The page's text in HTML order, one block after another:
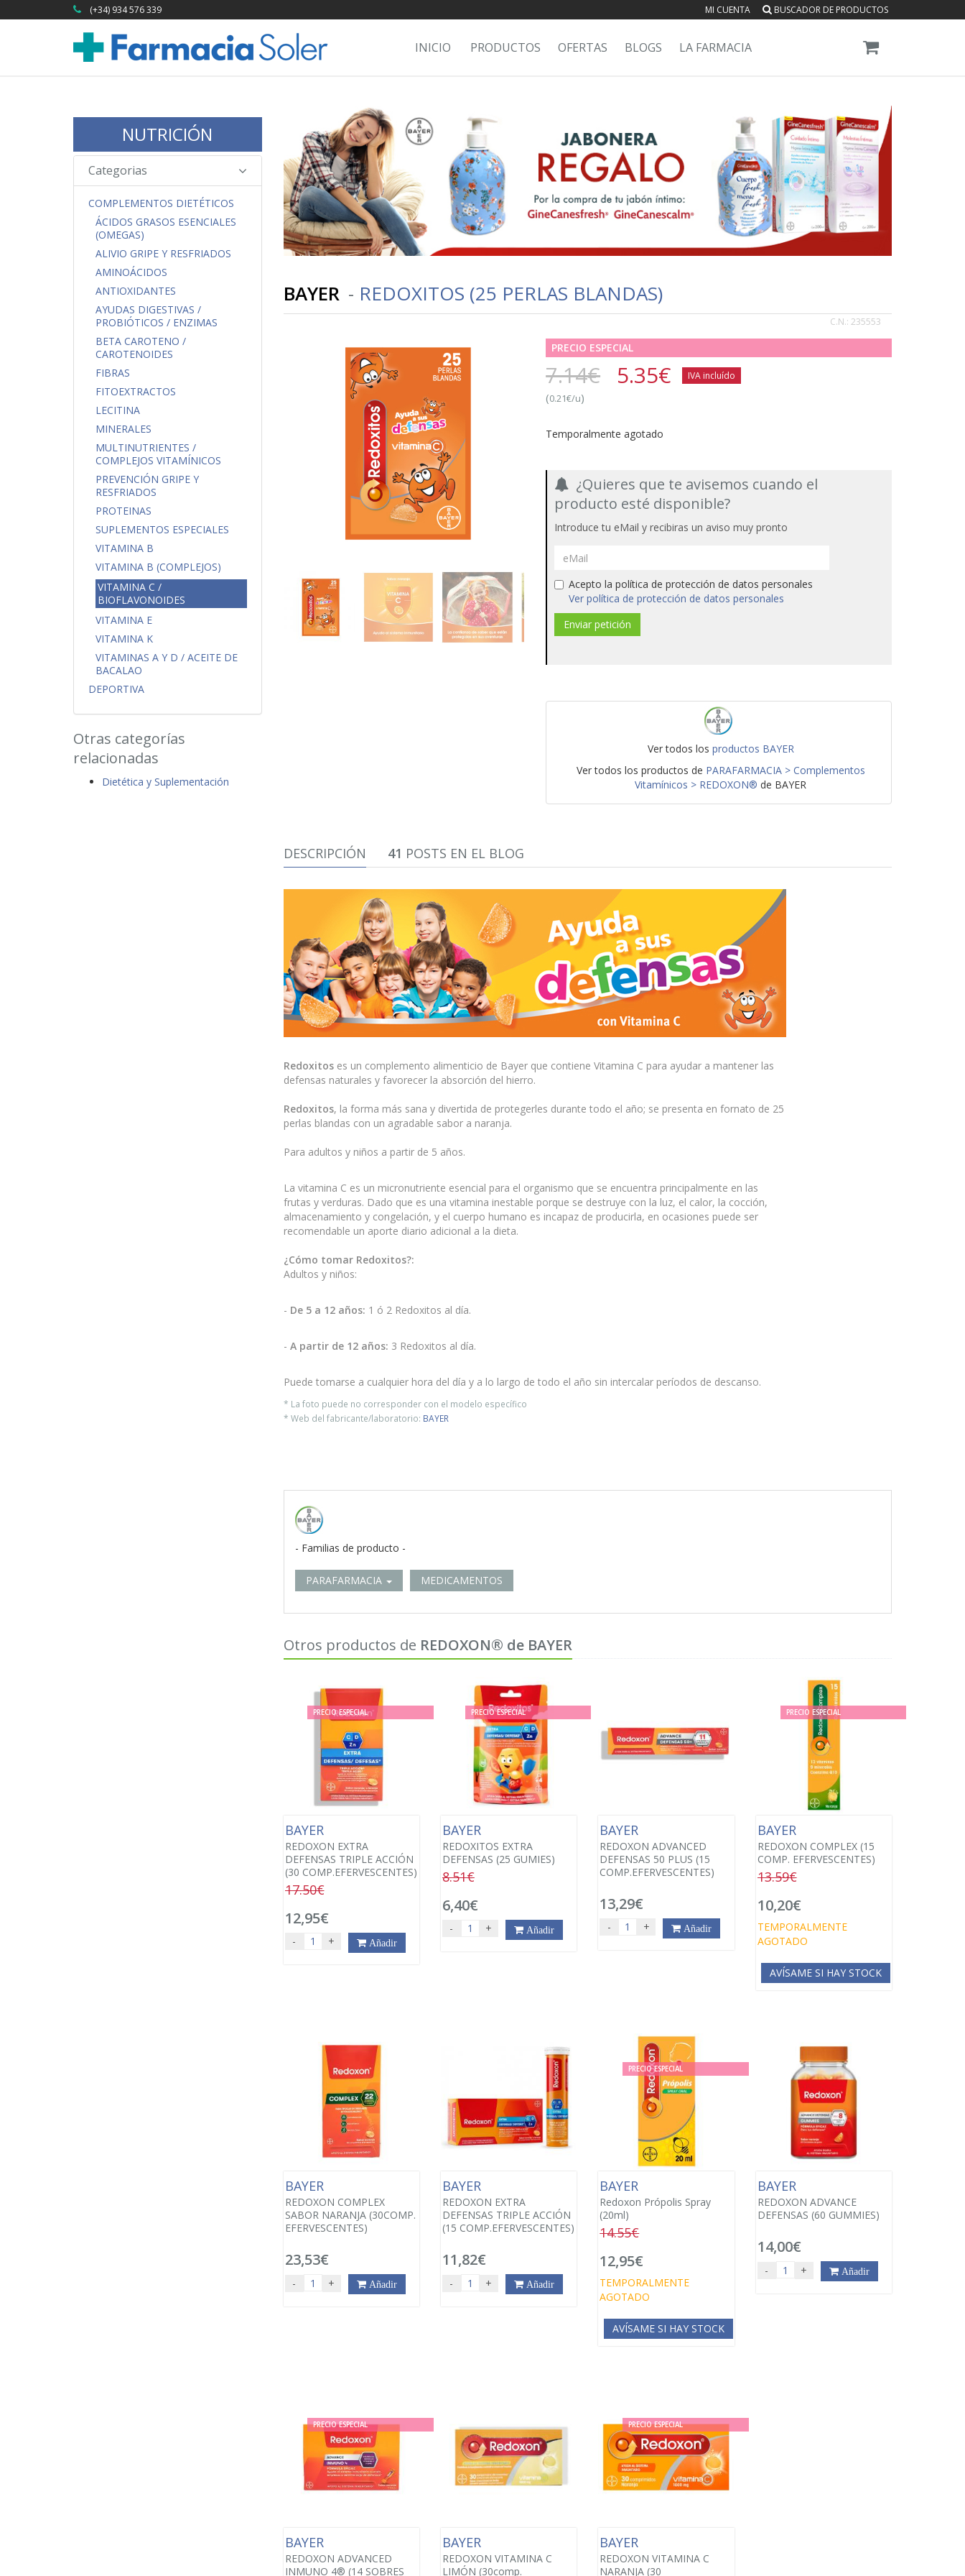
(+34) 934 576 339 MI CUENTA BUSCADOR DE PRODUCTOS
INICIO PRODUCTOS OFERTAS BLOGS LA FARMACIA
NUTRICIÓN
Categorias
COMPLEMENTOS DIETÉTICOS
ÁCIDOS GRASOS ESENCIALES
(OMEGAS)
ALIVIO GRIPE Y RESFRIADOS
AMINOÁCIDOS
ANTIOXIDANTES
AYUDAS DIGESTIVAS /
PROBIÓTICOS / ENZIMAS
BETA CAROTENO /
CAROTENOIDES
FIBRAS
FITOEXTRACTOS
LECITINA
MINERALES
MULTINUTRIENTES /
COMPLEJOS VITAMÍNICOS
PREVENCIÓN GRIPE Y
RESFRIADOS
PROTEINAS
SUPLEMENTOS ESPECIALES
VITAMINA B
VITAMINA B (COMPLEJOS)
VITAMINA C /
BIOFLAVONOIDES
VITAMINA E
VITAMINA K
VITAMINAS A Y D / ACEITE DE
BACALAO
DEPORTIVA
Otras categorías
relacionadas
Dietética y Suplementación
BAYER - REDOXITOS (25 PERLAS BLANDAS)
C.N.: 235553
PRECIO ESPECIAL
7.14€ 5.35€ IVA incluído
(0.21€/u)
Temporalmente agotado
¿Quieres que te avisemos cuando el
producto esté disponible?
Introduce tu eMail y recibiras un aviso muy pronto
Acepto la política de protección de datos personales
Ver política de protección de datos personales
Ver todos los productos BAYER
Ver todos los productos de PARAFARMACIA > Complementos
Vitamínicos > REDOXON® de BAYER
DESCRIPCIÓN 41 POSTS EN EL BLOG
Redoxitoses un complemento alimenticio de Bayer que contiene Vitamina C para ayudar a mantener las
defensas naturales y favorecer la absorción del hierro.
Redoxitos, la forma más sana y divertida de protegerles durante todo el año; se presenta en fornato de 25
perlas blandas con un agradable sabor a naranja.
Para adultos y niños a partir de 5 años.
La vitamina C es un micronutriente esencial para el organismo que se encuentra principalmente en las
frutas y verduras. Dado que es una vitamina inestable porque se destruye con la luz, el calor, la cocción,
almacenamiento y congelación, y el cuerpo humano es incapaz de producirla, en ocasiones puede ser
recomendable un aporte diario adicional a la dieta.
¿Cómo tomar Redoxitos?:
Adultos y niños:
- De 5 a 12 años: 1 ó 2 Redoxitos al día.
- A partir de 12 años: 3 Redoxitos al día.
Puede tomarse a cualquier hora del día y a lo largo de todo el año sin intercalar períodos de descanso.
* La foto puede no corresponder con el modelo específico
* Web del fabricante/laboratorio: BAYER
- Familias de producto -
PARAFARMACIA MEDICAMENTOS
Otros productos de REDOXON® de BAYER
PRECIO ESPECIAL
BAYER
REDOXON EXTRA
DEFENSAS TRIPLE ACCIÓN
(30 COMP.EFERVESCENTES)
17.50€
12,95€
- + Añadir
PRECIO ESPECIAL
BAYER
REDOXITOS EXTRA
DEFENSAS (25 GUMIES)
8.51€
6,40€
- + Añadir
BAYER
REDOXON ADVANCED
DEFENSAS 50 PLUS (15
COMP.EFERVESCENTES)
13,29€
- + Añadir
PRECIO ESPECIAL
BAYER
REDOXON COMPLEX (15
COMP. EFERVESCENTES)
13.59€
10,20€
TEMPORALMENTE
AGOTADO
AVÍSAME SI HAY STOCK
BAYER
REDOXON COMPLEX
SABOR NARANJA (30COMP.
EFERVESCENTES)
23,53€
- + Añadir
BAYER
REDOXON EXTRA
DEFENSAS TRIPLE ACCIÓN
(15 COMP.EFERVESCENTES)
11,82€
- + Añadir
PRECIO ESPECIAL
BAYER
Redoxon Própolis Spray
(20ml)
14.55€
12,95€
TEMPORALMENTE
AGOTADO
AVÍSAME SI HAY STOCK
BAYER
REDOXON ADVANCE
DEFENSAS (60 GUMMIES)
14,00€
- + Añadir
PRECIO ESPECIAL
BAYER
REDOXON ADVANCED
INMUNO 4® (14 SOBRES
BAYER
REDOXON VITAMINA C
LIMÓN (30comp.
PRECIO ESPECIAL
BAYER
REDOXON VITAMINA C
NARANJA (30